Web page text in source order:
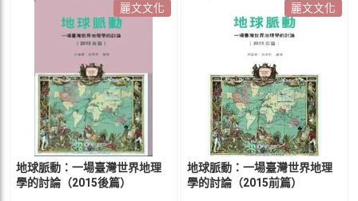
麗文文化
地球脈動：一場臺灣世界地理
學的討論（2015後篇）
麗文文化
地球脈動：一場臺灣世界地理
學的討論（2015前篇）